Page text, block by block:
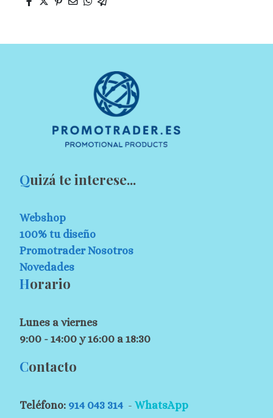
Quizá te interese...
Webshop
100% tu diseño
Promotrader Nosotros
Novedades
Horario
Lunes a viernes
9:00 - 14:00 y 16:00 a 18:30
Contacto
Teléfono: 914 043 314 - WhatsApp